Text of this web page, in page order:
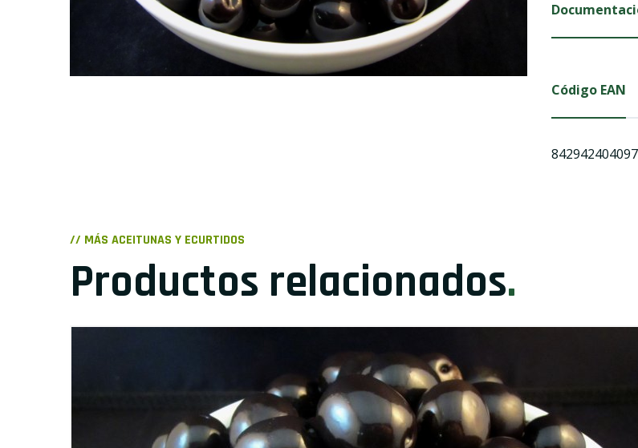
Código EAN
// MÁS ACEITUNAS Y ECURTIDOS
Productos relacionados.